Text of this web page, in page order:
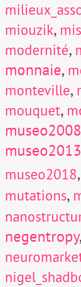
miouzik,
modernité,
monnaie,
monteville,
mouquet,
museo2008
museo2013
museo2018,
mutations,
negentropy